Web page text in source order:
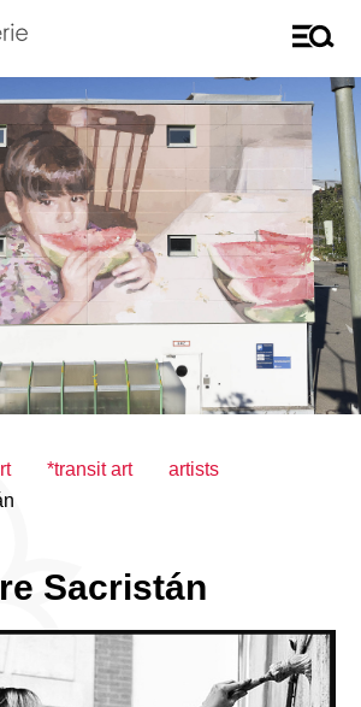
der Seite "alba fabre sacristán"
*transit art
artists
Sacristán